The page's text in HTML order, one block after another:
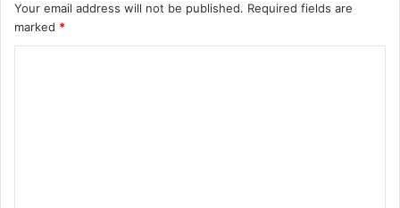
Your email address will not be published. Required fields are
marked *